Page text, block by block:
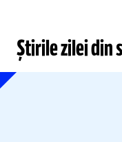
Știrile zilei din